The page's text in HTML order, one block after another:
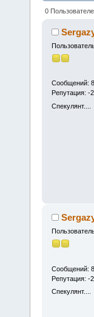
0
Сообщений:
Репутация: -
Спекулянт....
Сообщений:
Репутация: -
Спекулянт....